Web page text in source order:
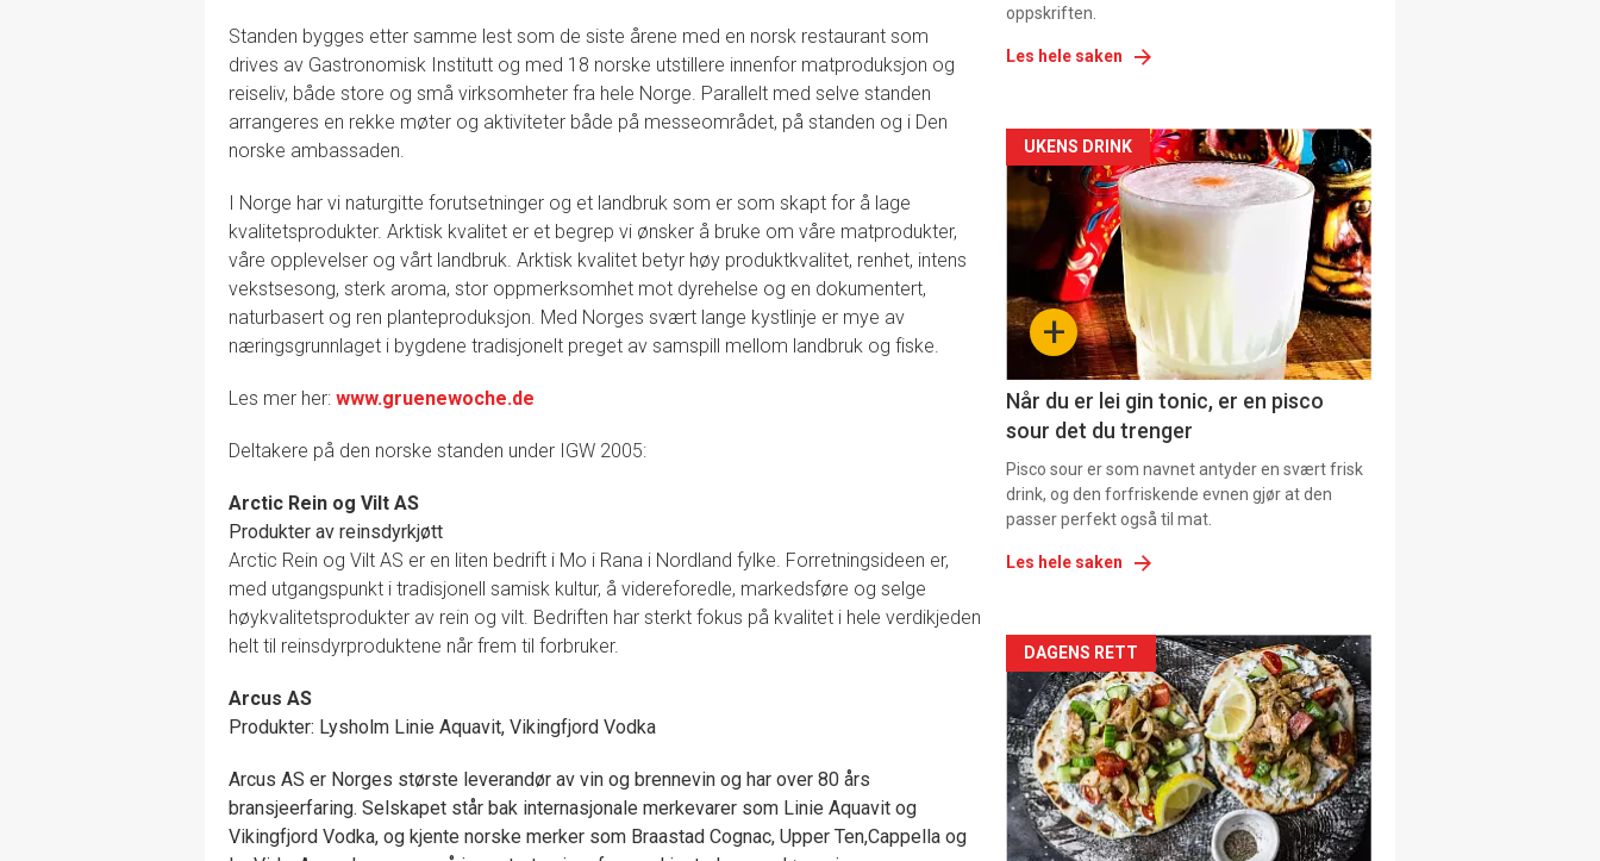
Standen bygges etter samme lest som de siste årene med en norsk restaurant som
drives av Gastronomisk Institutt og med 18 norske utstillere innenfor matproduksjon og
reiseliv, både store og små virksomheter fra hele Norge. Parallelt med selve standen
arrangeres en rekke møter og aktiviteter både på messeområdet, på standen og i Den
norske ambassaden.
I Norge har vi naturgitte forutsetninger og et landbruk som er som skapt for å lage
kvalitetsprodukter. Arktisk kvalitet er et begrep vi ønsker å bruke om våre matprodukter,
våre opplevelser og vårt landbruk. Arktisk kvalitet betyr høy produktkvalitet, renhet, intens
vekstsesong, sterk aroma, stor oppmerksomhet mot dyrehelse og en dokumentert,
naturbasert og ren planteproduksjon. Med Norges svært lange kystlinje er mye av
næringsgrunnlaget i bygdene tradisjonelt preget av samspill mellom landbruk og fiske.
Les mer her: www.gruenewoche.de
Deltakere på den norske standen under IGW 2005:
Arctic Rein og Vilt AS
Produkter av reinsdyrkjøtt
Arctic Rein og Vilt AS er en liten bedrift i Mo i Rana i Nordland fylke. Forretningsideen er,
med utgangspunkt i tradisjonell samisk kultur, å videreforedle, markedsføre og selge
høykvalitetsprodukter av rein og vilt. Bedriften har sterkt fokus på kvalitet i hele verdikjeden
helt til reinsdyrproduktene når frem til forbruker.
Arcus AS
Produkter: Lysholm Linie Aquavit, Vikingfjord Vodka
Arcus AS er Norges største leverandør av vin og brennevin og har over 80 års
bransjeerfaring. Selskapet står bak internasjonale merkevarer som Linie Aquavit og
Vikingfjord Vodka, og kjente norske merker som Braastad Cognac, Upper Ten,Cappella og
oppskriften.
Les hele saken
Artikler
detail
section
11
Dagens
rett
+
UKENS DRINK
Når du er lei gin tonic, er en pisco
sour det du trenger
Pisco sour er som navnet antyder en svært frisk
drink, og den forfriskende evnen gjør at den
passer perfekt også til mat.
Les hele saken
Artikler
detail
-
section
DAGENS RETT